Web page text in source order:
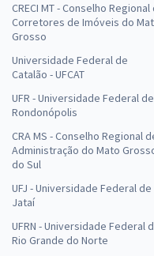
CRECI MT - Conselho Regional
Corretores de Imóveis do
Grosso
Universidade Federal de
Catalão - UFCAT
UFR - Universidade Federal de
Rondonópolis
CRA MS - Conselho Regional
Administração do Mato
do Sul
UFJ - Universidade Federal de
Jataí
UFRN - Universidade Federal
Rio Grande do Norte